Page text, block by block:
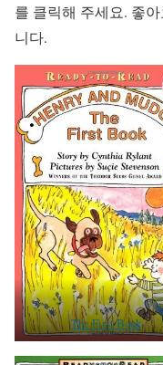
를 클릭해 주세요. 좋
니다.
The First Book